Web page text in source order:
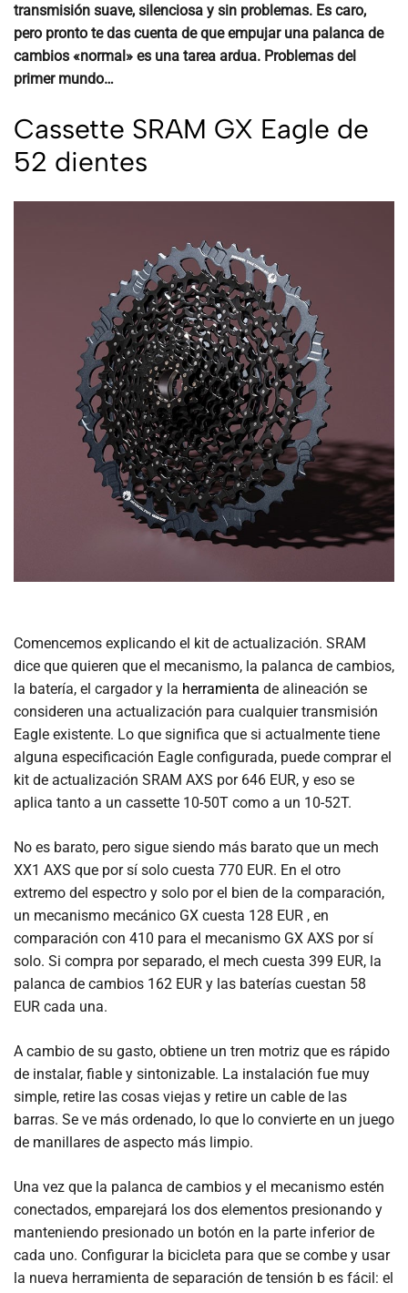
transmisión suave, silenciosa y sin problemas. Es caro,
pero pronto te das cuenta de que empujar una palanca de
cambios «normal» es una tarea ardua. Problemas del
primer mundo…
Cassette SRAM GX Eagle de
52 dientes
Comencemos explicando el kit de actualización. SRAM
dice que quieren que el mecanismo, la palanca de cambios,
la batería, el cargador y la herramienta de alineación se
consideren una actualización para cualquier transmisión
Eagle existente. Lo que significa que si actualmente tiene
alguna especificación Eagle configurada, puede comprar el
kit de actualización SRAM AXS por 646 EUR, y eso se
aplica tanto a un cassette 10-50T como a un 10-52T.
No es barato, pero sigue siendo más barato que un mech
XX1 AXS que por sí solo cuesta 770 EUR. En el otro
extremo del espectro y solo por el bien de la comparación,
un mecanismo mecánico GX cuesta 128 EUR , en
comparación con 410 para el mecanismo GX AXS por sí
solo. Si compra por separado, el mech cuesta 399 EUR, la
palanca de cambios 162 EUR y las baterías cuestan 58
EUR cada una.
A cambio de su gasto, obtiene un tren motriz que es rápido
de instalar, fiable y sintonizable. La instalación fue muy
simple, retire las cosas viejas y retire un cable de las
barras. Se ve más ordenado, lo que lo convierte en un juego
de manillares de aspecto más limpio.
Una vez que la palanca de cambios y el mecanismo estén
conectados, emparejará los dos elementos presionando y
manteniendo presionado un botón en la parte inferior de
cada uno. Configurar la bicicleta para que se combe y usar
la nueva herramienta de separación de tensión b es fácil: el